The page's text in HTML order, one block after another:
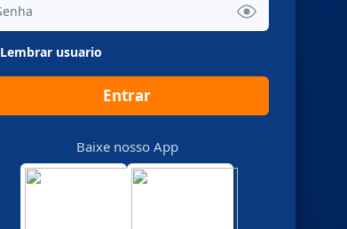
Lembrar usuario
Entrar
Baixe nosso App